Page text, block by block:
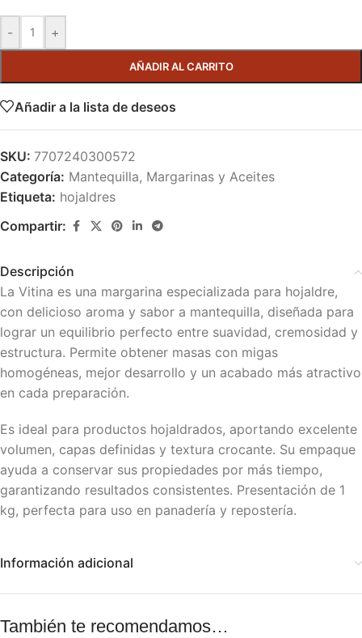
- +
AÑADIR AL CARRITO
Añadir a la lista de deseos
SKU: 7707240300572
Categoría: Mantequilla, Margarinas y Aceites
Etiqueta: hojaldres
Compartir:
Descripción
La Vitina es una margarina especializada para hojaldre,
con delicioso aroma y sabor a mantequilla, diseñada para
lograr un equilibrio perfecto entre suavidad, cremosidad y
estructura. Permite obtener masas con migas
homogéneas, mejor desarrollo y un acabado más atractivo
en cada preparación.
Es ideal para productos hojaldrados, aportando excelente
volumen, capas definidas y textura crocante. Su empaque
ayuda a conservar sus propiedades por más tiempo,
garantizando resultados consistentes. Presentación de 1
kg, perfecta para uso en panadería y repostería.
Información adicional
También te recomendamos…